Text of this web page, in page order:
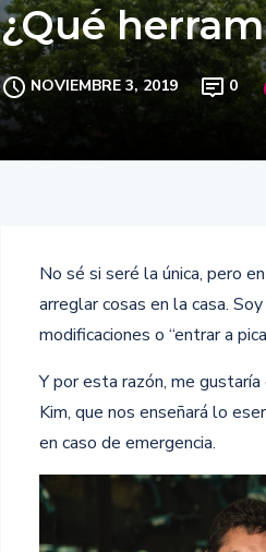
¿Qué
NOVIEMBRE 3, 2019 0
No sé si seré la única, pero
arreglar cosas en la casa.
modificaciones o “entrar a
Y por esta razón, me
Kim, que nos enseñará lo
en caso de emergencia.